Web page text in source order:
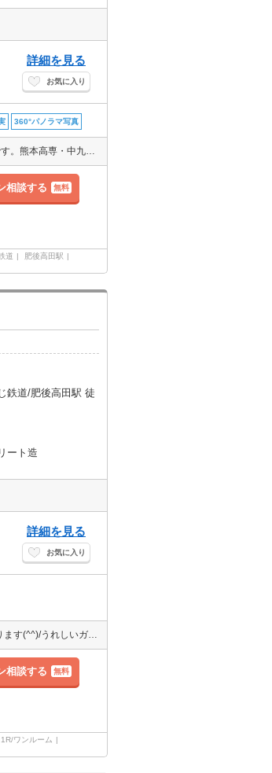
詳細を見る
お気に入り
360°パノラマ写真
初期費用クレジット払い可能です☆エアコン付き、７畳と広めの洋室と収納も充実の1Kです。熊本高専・中九州短期大学まで1.5㎞圏内。のどかな周辺環境で勉学に励む方にも、のんびり一人暮らしの方にもおススメの賃料控えめなお部屋です(^-^)
相談する 無料
道
肥後高田駅
鉄道/肥後高田駅 徒
ート造
詳細を見る
お気に入り
コンビニへ徒歩6分、肥後高田駅近くです。南向きで日当たり良好、室内洗濯機置き場あります(^^)/うれしいガスコンロ1口付きで、初めてのおひとり暮らしにもおすすめです。
相談する 無料
1R/ワンルーム